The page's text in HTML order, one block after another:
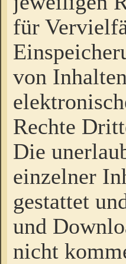
für
von
Rechte
Die
einzelner
gestattet
und
nicht